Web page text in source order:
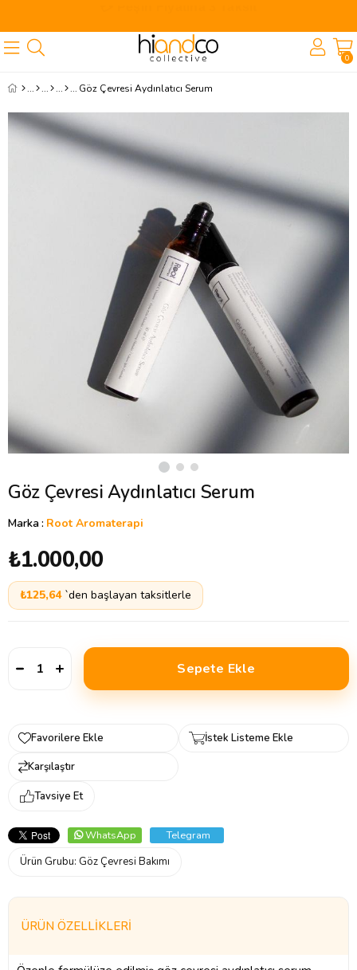
0
Göz Çevresi Aydınlatıcı Serum
Göz Çevresi Aydınlatıcı Serum
Marka: Root Aromaterapi
₺1.000,00
₺125,64 `den başlayan taksitlerle
Favorilere Ekle
İstek Listeme Ekle
Karşılaştır
Tavsiye Et
WhatsApp
Telegram
Ürün Grubu: Göz Çevresi Bakımı
ÜRÜN ÖZELLIKLERI